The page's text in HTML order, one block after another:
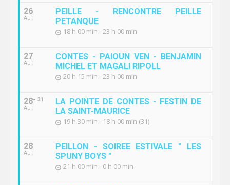
26
AUT
PEILLE - RENCONTRE PEILLE
PETANQUE
18 h 00 min - 23 h 00 min
27
AUT
CONTES - PAIOUN VEN - BENJAMIN
MICHEL ET MAGALI RIPOLL
20 h 15 min - 23 h 00 min
28
AUT
31
LA POINTE DE CONTES - FESTIN DE
LA SAINT-MAURICE
19 h 30 min - 18 h 00 min (31)
28
AUT
PEILLON - SOIREE ESTIVALE " LES
SPUNY BOYS "
21 h 00 min - 0 h 00 min